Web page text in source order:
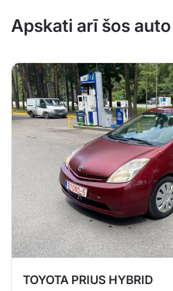
Apskati arī šos auto
TOYOTA PRIUS HYBRID